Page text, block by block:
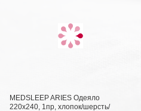
MEDSLEEP ARIES Одеяло
220х240, 1пр, хлопок/шерсть/